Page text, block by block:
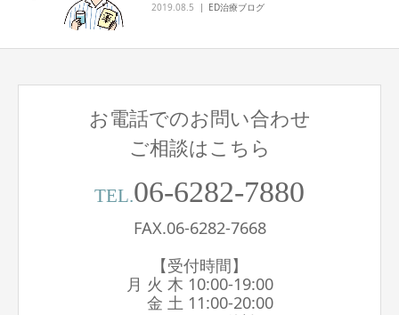
2019.08.5 ED治療ブログ
お電話でのお問い合わせ
ご相談はこちら
TEL.06-6282-7880
FAX.06-6282-7668
【受付時間】
月 火 木 10:00-19:00
金 土 11:00-20:00